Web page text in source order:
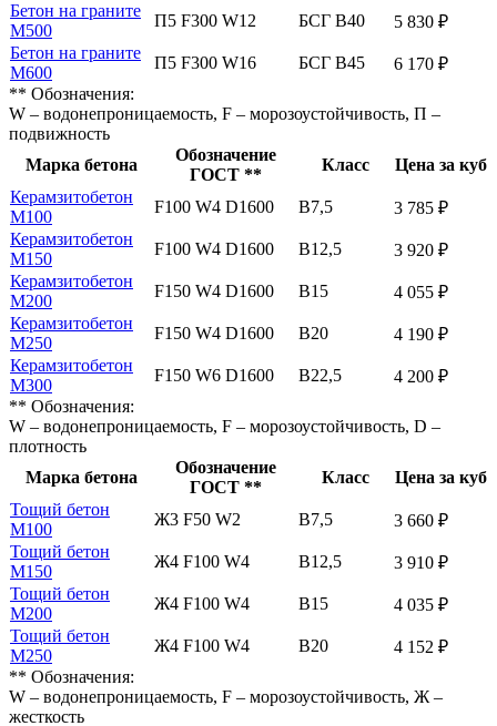
Бетон на граните
М500
П5 F300 W12 БСГ В40
5 830 ₽
Бетон на граните
М600
П5 F300 W16 БСГ В45
6 170 ₽
** Обозначения:
W – водонепроницаемость, F – морозоустойчивость, П –
подвижность
Марка бетона
Обозначение
ГОСТ **
Класс
Цена за куб
Керамзитобетон
М100
F100 W4 D1600 В7,5
3 785 ₽
Керамзитобетон
М150
F100 W4 D1600 В12,5
3 920 ₽
Керамзитобетон
М200
F150 W4 D1600 В15
4 055 ₽
Керамзитобетон
М250
F150 W4 D1600 В20
4 190 ₽
Керамзитобетон
М300
F150 W6 D1600 В22,5
4 200 ₽
** Обозначения:
W – водонепроницаемость, F – морозоустойчивость, D –
плотность
Марка бетона
Обозначение
ГОСТ **
Класс
Цена за куб
Тощий бетон
М100
Ж3 F50 W2 В7,5
3 660 ₽
Тощий бетон
М150
Ж4 F100 W4 В12,5
3 910 ₽
Тощий бетон
М200
Ж4 F100 W4 В15
4 035 ₽
Тощий бетон
М250
Ж4 F100 W4 В20
4 152 ₽
** Обозначения:
W – водонепроницаемость, F – морозоустойчивость, Ж –
жесткость